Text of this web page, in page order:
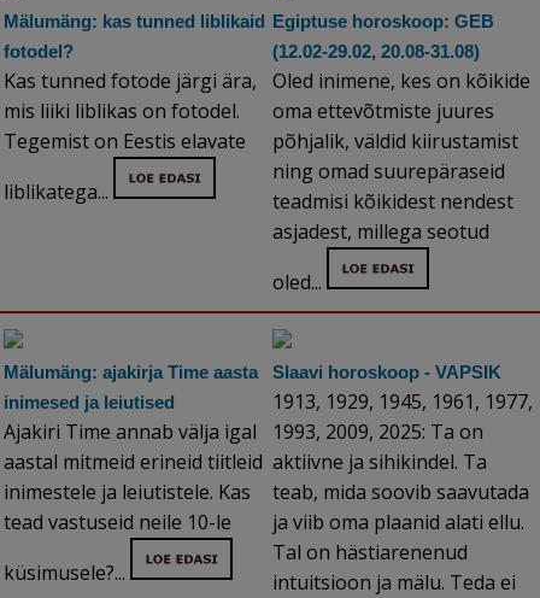
Mälumäng: kas tunned liblikaid
fotodel?
Kas tunned fotode järgi ära,
mis liiki liblikas on fotodel.
Tegemist on Eestis elavate
liblikatega...
Egiptuse horoskoop: GEB
(12.02-29.02, 20.08-31.08)
Oled inimene, kes on kõikide
oma ettevõtmiste juures
põhjalik, väldid kiirustamist
ning omad suurepäraseid
teadmisi kõikidest nendest
asjadest, millega seotud
oled...
Mälumäng: ajakirja Time aasta
inimesed ja leiutised
Ajakiri Time annab välja igal
aastal mitmeid erineid tiitleid
inimestele ja leiutistele. Kas
tead vastuseid neile 10-le
küsimusele?...
Slaavi horoskoop - VAPSIK
1913, 1929, 1945, 1961, 1977,
1993, 2009, 2025: Ta on
aktiivne ja sihikindel. Ta
teab, mida soovib saavutada
ja viib oma plaanid alati ellu.
Tal on hästiarenenud
intuitsioon ja mälu. Teda ei